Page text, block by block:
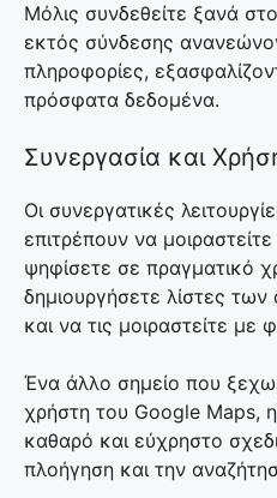
Μόλις συνδεθείτε ξανά
εκτός σύνδεσης
πληροφορίες,
πρόσφατα δεδομένα.
Συνεργασία και
Οι συνεργατικές
επιτρέπουν να
ψηφίσετε σε πραγματικό
δημιουργήσετε λίστες
και να τις μοιραστείτε με
Ένα άλλο σημείο που
χρήστη του Google Maps,
καθαρό και εύχρηστο
πλοήγηση και την